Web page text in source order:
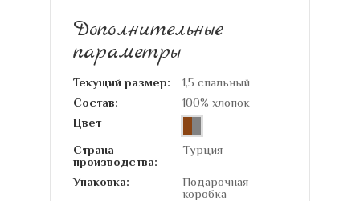
Дополнительные
параметры
Текущий размер:
1,5 спальный
Состав:
100% хлопок
Цвет
Страна
производства:
Турция
Упаковка:
Подарочная
коробка